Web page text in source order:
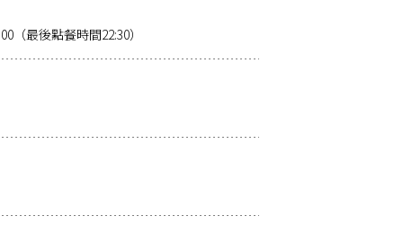
（最後點餐時間22:30）